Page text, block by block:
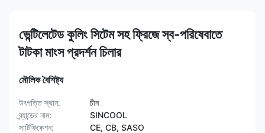
ভেন্টিলেটেড কুলিং সিটেম সহ ফ্রিজে স্ব-পরিষেবাতে
টাটকা মাংস প্রদর্শন চিলার
মৌলিক বৈশিষ্ট্য
উৎপত্তি স্থান:
চীন
ব্র্যান্ডের নাম:
SINCOOL
সার্টিফিকেশন:
CE, CB, SASO